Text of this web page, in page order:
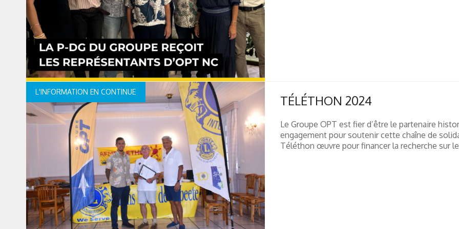
L'INFORMATION EN CONTINUE
TÉLÉTHON 2024
Le Groupe OPT est fier d’être le partenaire
engagement pour soutenir cette chaîne de
Téléthon œuvre pour financer la recherche sur